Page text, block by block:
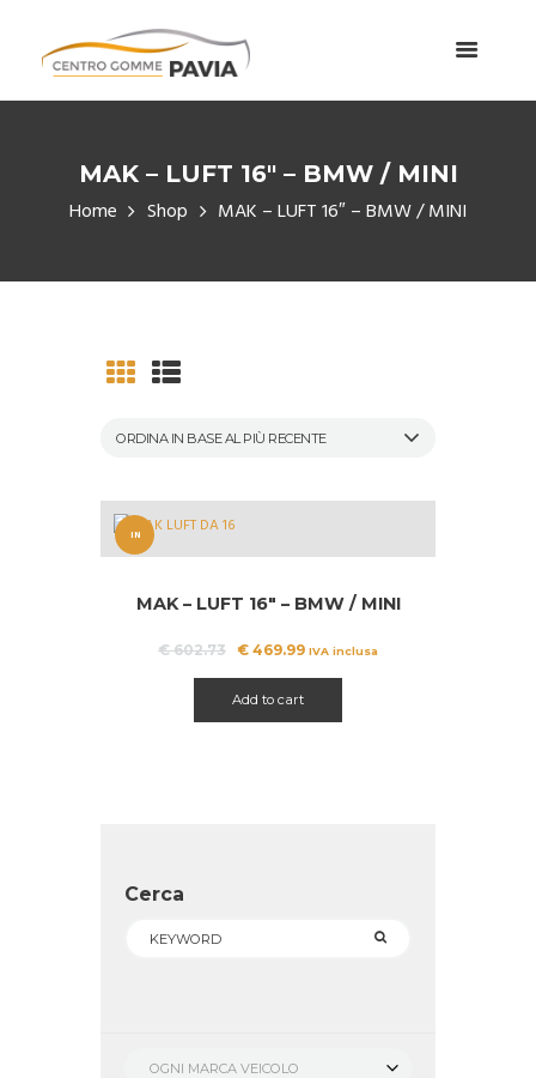
MAK – LUFT 16″ – BMW / MINI
Home Shop MAK – LUFT 16″ – BMW / MINI
IN
A!MAK – LUFT 16″ – BMW / MINI
€602.73 Il
era:
€ 602.73.
€ 469.99Il
€ 469.99.
IVA inclusa
Add to cart
Cerca
OGNI MARCA VEICOLO